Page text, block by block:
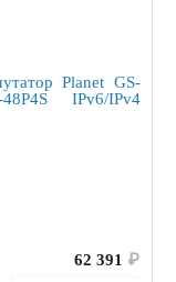
62 391 ₽